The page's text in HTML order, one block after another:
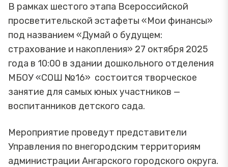
В рамках шестого этапа Всероссийской
просветительской эстафеты «Мои финансы»
под названием «Думай о будущем:
страхование и накопления» 27 октября 2025
года в 10:00 в здании дошкольного отделения
МБОУ «СОШ №16» состоится творческое
занятие для самых юных участников —
воспитанников детского сада.
Мероприятие проведут представители
Управления по внегородским территориям
администрации Ангарского городского округа.